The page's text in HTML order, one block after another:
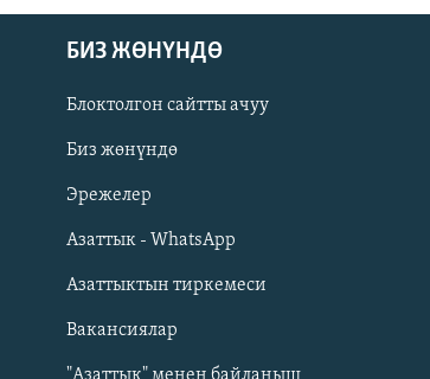
Русский
ОНЛАЙН ШЕРИНЕ
БИЗ ЖӨНҮНДӨ
Блоктолгон сайтты ачуу
Биз жөнүндө
Эрежелер
Азаттык - WhatsApp
Азаттыктын тиркемеси
Вакансиялар